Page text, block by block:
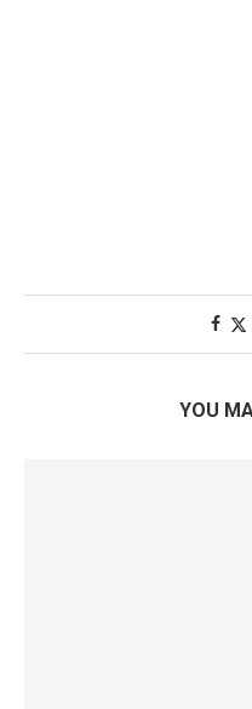
YOU